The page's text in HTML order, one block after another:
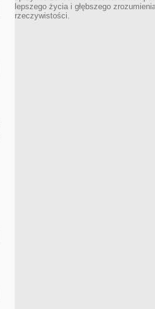
lepszego życia i głębszego
rzeczywistości.